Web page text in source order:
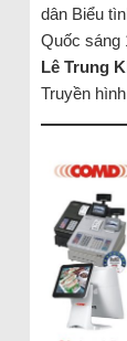
dân Biểu
Quốc sáng
Lê Trung
Truyền